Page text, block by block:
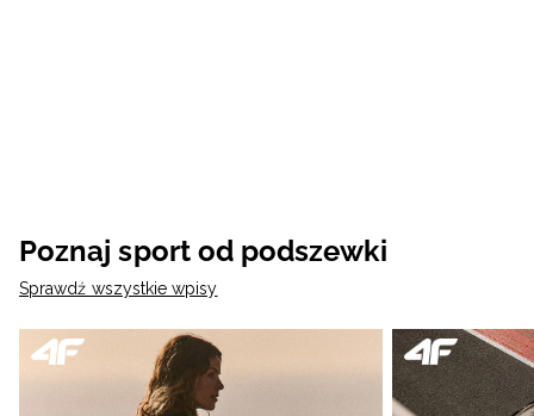
Poznaj sport od podszewki
Sprawdź wszystkie wpisy